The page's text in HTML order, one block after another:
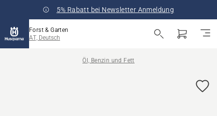
5% Rabatt bei Newsletter Anmeldung
Forst & Garten
AT, Deutsch
Öl, Benzin und Fett